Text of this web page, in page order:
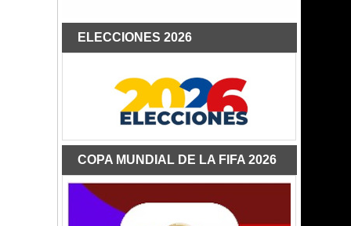
ELECCIONES 2026
COPA MUNDIAL DE LA FIFA 2026